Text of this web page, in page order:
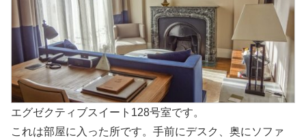
エグゼクティブスイート128号室です。
これは部屋に入った所です。手前にデスク、奥にソファ